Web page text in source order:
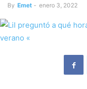
By Emet - enero 3, 2022